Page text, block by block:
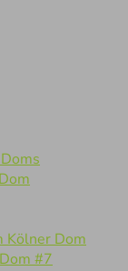
Kölner Dom
#7